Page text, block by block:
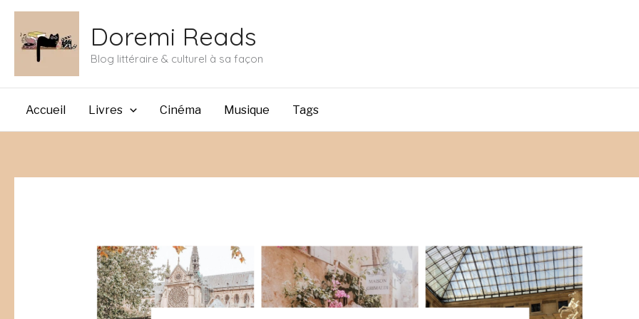
Aller
contenu
Doremi Reads
Blog littéraire & culturel à sa façon
Accueil Livres Cinéma Musique Tags